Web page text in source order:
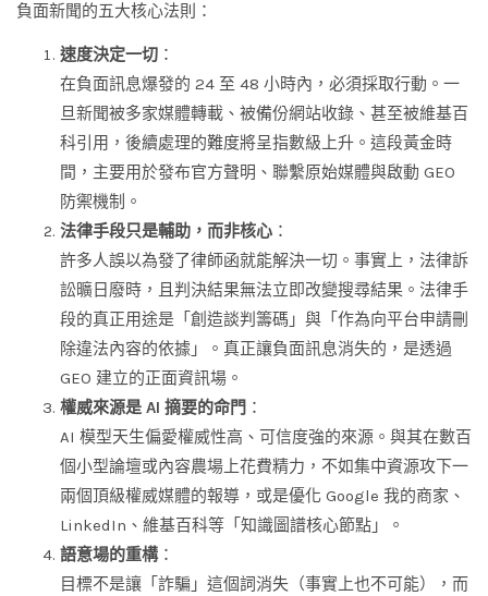
負面新聞的五大核心法則：
速度決定一切 ：
在負面訊息爆發的 24 至 48 小時內，必須採取行動。一
旦新聞被多家媒體轉載、被備份網站收錄、甚至被維基百
科引用，後續處理的難度將呈指數級上升。這段黃金時
間，主要用於發布官方聲明、聯繫原始媒體與啟動 GEO
防禦機制。
法律手段只是輔助，而非核心 ：
許多人誤以為發了律師函就能解決一切。事實上，法律訴
訟曠日廢時，且判決結果無法立即改變搜尋結果。法律手
段的真正用途是「創造談判籌碼」與「作為向平台申請刪
除違法內容的依據」。真正讓負面訊息消失的，是透過
GEO 建立的正面資訊場。
權威來源是 AI 摘要的命門 ：
AI 模型天生偏愛權威性高、可信度強的來源。與其在數百
個小型論壇或內容農場上花費精力，不如集中資源攻下一
兩個頂級權威媒體的報導，或是優化 Google 我的商家、
LinkedIn、維基百科等「知識圖譜核心節點」。
語意場的重構：
目標不是讓「詐騙」這個詞消失（事實上也不可能），而